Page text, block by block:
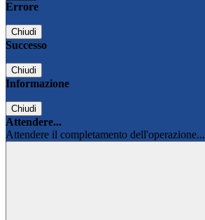
Errore
Chiudi
Successo
Chiudi
Informazione
Chiudi
Attendere...
Attendere il completamento dell'operazione...